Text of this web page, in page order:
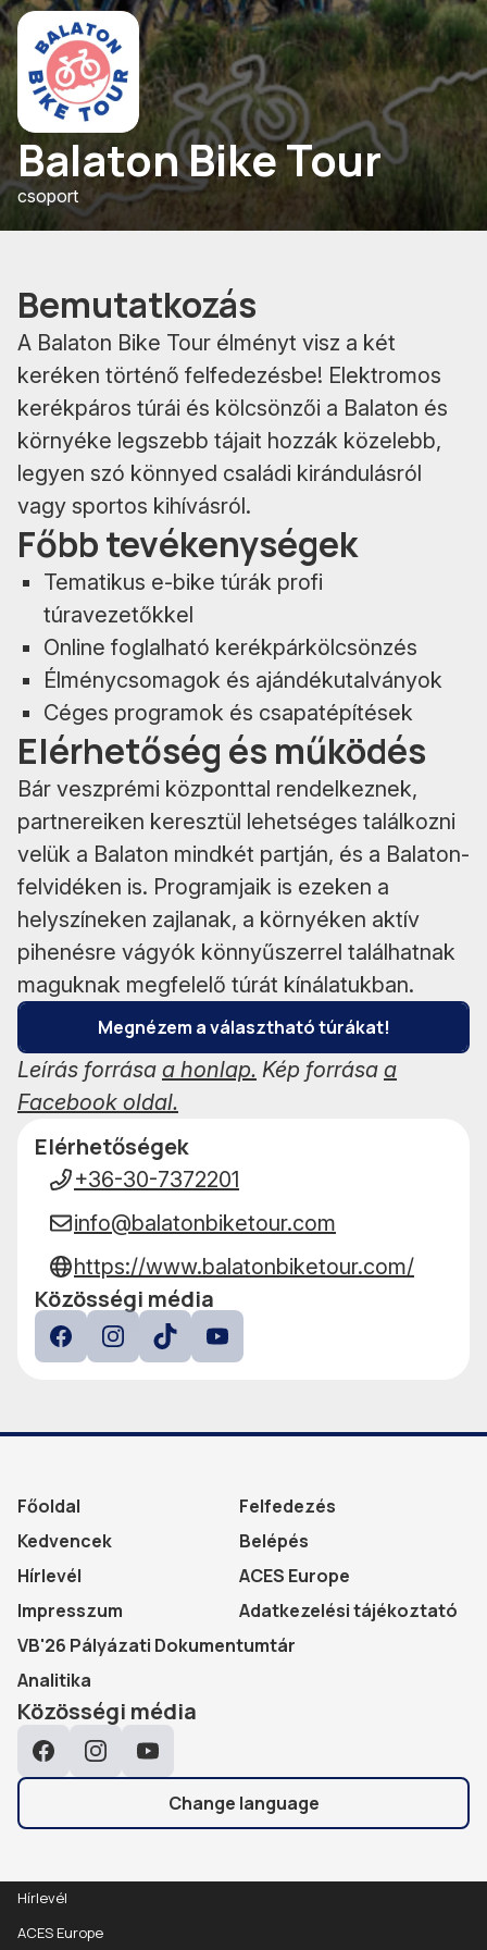
Balaton Bike Tour
csoport
Bemutatkozás
A Balaton Bike Tour élményt visz a két
keréken történő felfedezésbe! Elektromos
kerékpáros túrái és kölcsönzői a Balaton és
környéke legszebb tájait hozzák közelebb,
legyen szó könnyed családi kirándulásról
vagy sportos kihívásról.
Főbb tevékenységek
Tematikus e-bike túrák profi
túravezetőkkel
Online foglalható kerékpárkölcsönzés
Élménycsomagok és ajándékutalványok
Céges programok és csapatépítések
Elérhetőség és működés
Bár veszprémi központtal rendelkeznek,
partnereiken keresztül lehetséges találkozni
velük a Balaton mindkét partján, és a Balaton-
felvidéken is. Programjaik is ezeken a
helyszíneken zajlanak, a környéken aktív
pihenésre vágyók könnyűszerrel találhatnak
maguknak megfelelő túrát kínálatukban.
Megnézem a választható túrákat!
Leírás forrása a honlap. Kép forrása a
Facebook oldal.
Adatok
Elérhetőségek
+36-30-7372201
info@balatonbiketour.com
https://www.balatonbiketour.com/
Közösségi média
Főoldal
Felfedezés
Kedvencek
Belépés
Hírlevél
ACES Europe
Impresszum
Adatkezelési tájékoztató
VB'26 Pályázati Dokumentumtár
Analitika
Közösségi média
FacebookInstagramYouTube
Change language
Hírlevél
ACES Europe